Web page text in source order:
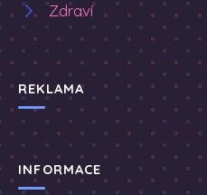
Zdraví
REKLAMA
INFORMACE